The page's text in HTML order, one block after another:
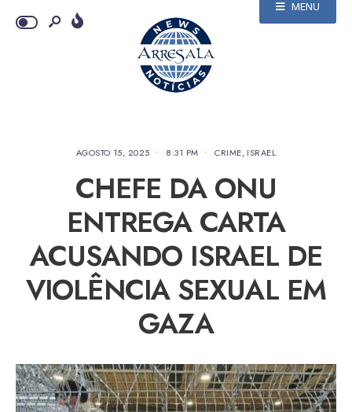
MENU
AGOSTO 15, 2025 • 8:31 PM • CRIME, ISRAEL
CHEFE DA ONU
ENTREGA CARTA
ACUSANDO ISRAEL DE
VIOLÊNCIA SEXUAL EM
GAZA